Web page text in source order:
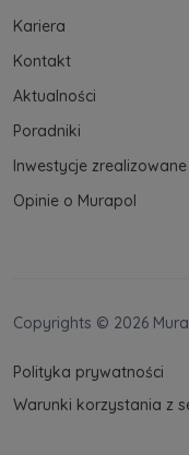
Kariera
Kontakt
Aktualności
Poradniki
Inwestycje zrealizowane
Opinie o Murapol
Copyrights © 2026
Polityka prywatności
Warunki korzystania z